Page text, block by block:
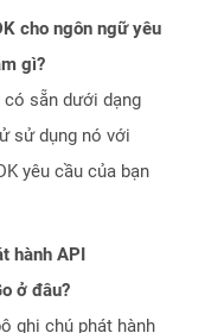
cho ngôn ngữ yêu
gì?
sẵn dưới dạng
sử dụng nó với
yêu cầu của bạn
hành API
ở đâu?
ghi chú phát hành